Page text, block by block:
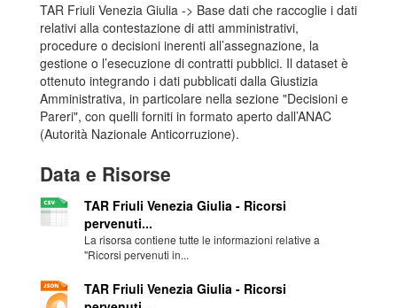
TAR Friuli Venezia Giulia -> Base dati che raccoglie i dati
relativi alla contestazione di atti amministrativi,
procedure o decisioni inerenti all’assegnazione, la
gestione o l’esecuzione di contratti pubblici. Il dataset è
ottenuto integrando i dati pubblicati dalla Giustizia
Amministrativa, in particolare nella sezione "Decisioni e
Pareri", con quelli forniti in formato aperto dall’ANAC
(Autorità Nazionale Anticorruzione).
Data e Risorse
TAR Friuli Venezia Giulia - Ricorsi
pervenuti...
La risorsa contiene tutte le informazioni relative a
"Ricorsi pervenuti in...
TAR Friuli Venezia Giulia - Ricorsi